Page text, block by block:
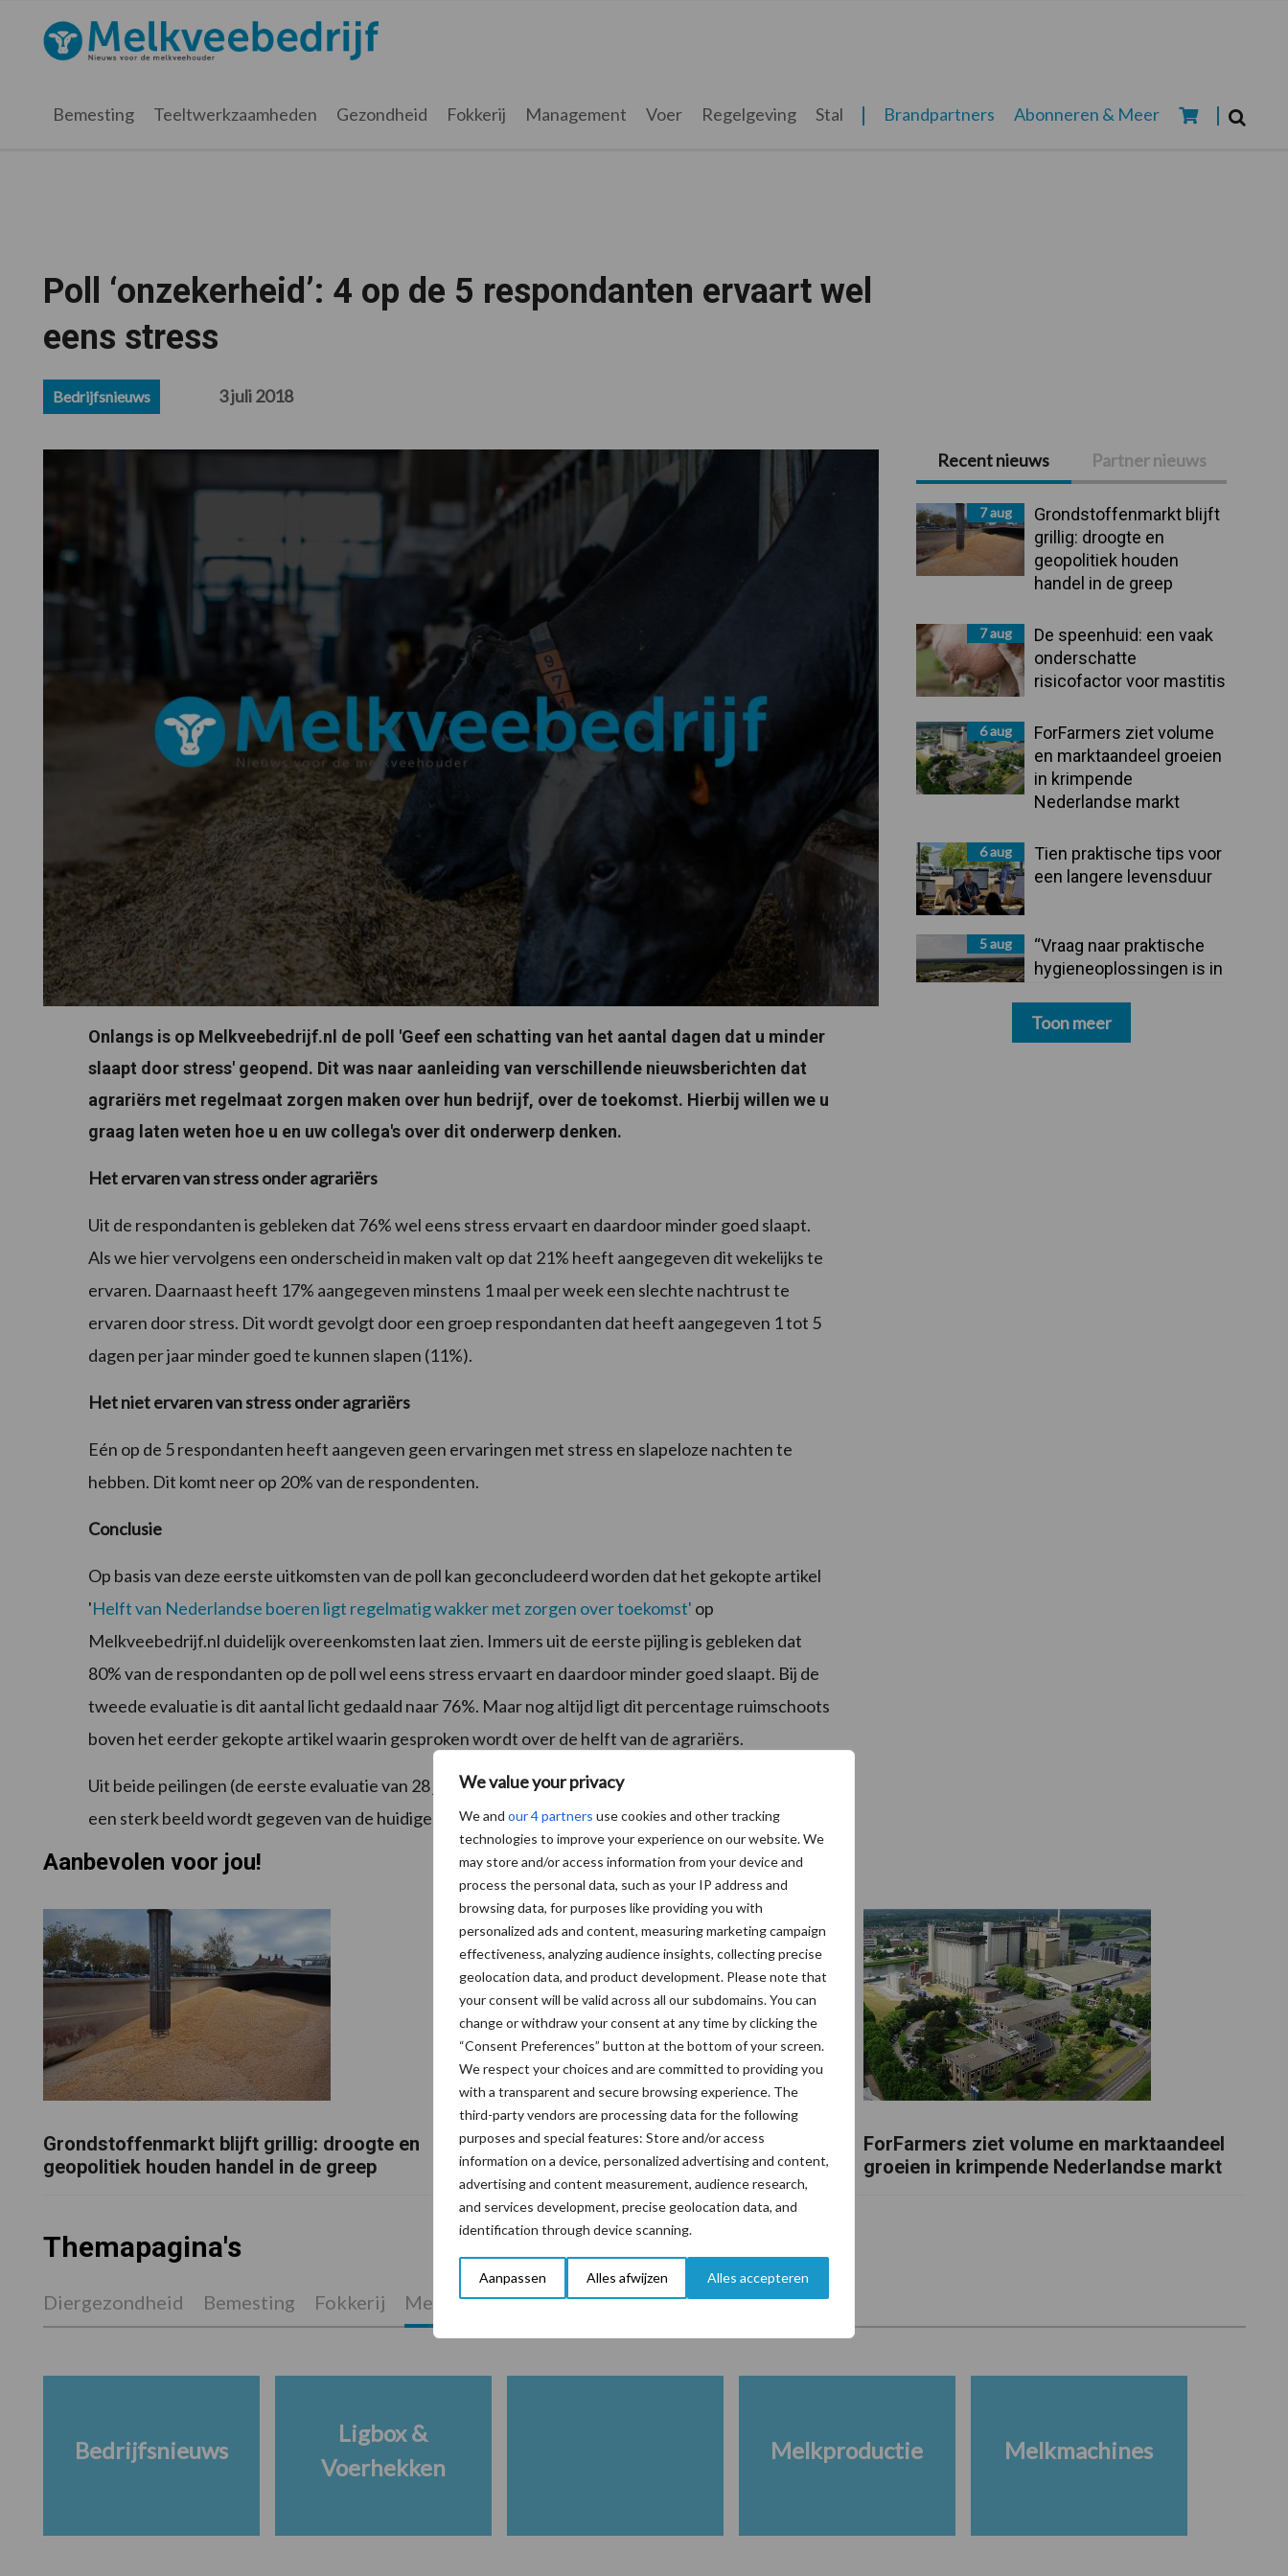
We value your privacy
We and our 4 partners use cookies and other tracking
technologies to improve your experience on our website. We
may store and/or access information from your device and
process the personal data, such as your IP address and
browsing data, for purposes like providing you with
personalized ads and content, measuring marketing campaign
effectiveness, analyzing audience insights, collecting precise
geolocation data, and product development. Please note that
your consent will be valid across all our subdomains. You can
change or withdraw your consent at any time by clicking the
“Consent Preferences” button at the bottom of your screen.
We respect your choices and are committed to providing you
with a transparent and secure browsing experience. The
third-party vendors are processing data for the following
purposes and special features: Store and/or access
information on a device, personalized advertising and content,
advertising and content measurement, audience research,
and services development, precise geolocation data, and
identification through device scanning.
Aanpassen Alles afwijzen Alles accepteren
hoofdnavigatie
hoofd
eerste
voettekst
Melkveebedrijf.nl
Bemesting Teeltwerkzaamheden Gezondheid Fokkerij Management Voer Regelgeving Stal Brandpartners Abonneren & Meer
Poll ‘onzekerheid’: 4 op de 5 respondanten ervaart wel
eens stress
Bedrijfsnieuws 3 juli 2018
Onlangs is op Melkveebedrijf.nl de poll 'Geef een schatting van het aantal dagen dat u minder
slaapt door stress' geopend. Dit was naar aanleiding van verschillende nieuwsberichten dat
agrariërs met regelmaat zorgen maken over hun bedrijf, over de toekomst. Hierbij willen we u
graag laten weten hoe u en uw collega's over dit onderwerp denken.
Het ervaren van stress onder agrariërs
Uit de respondanten is gebleken dat 76% wel eens stress ervaart en daardoor minder goed slaapt.
Als we hier vervolgens een onderscheid in maken valt op dat 21% heeft aangegeven dit wekelijks te
ervaren. Daarnaast heeft 17% aangegeven minstens 1 maal per week een slechte nachtrust te
ervaren door stress. Dit wordt gevolgt door een groep respondanten dat heeft aangegeven 1 tot 5
dagen per jaar minder goed te kunnen slapen (11%).
Het niet ervaren van stress onder agrariërs
Eén op de 5 respondanten heeft aangeven geen ervaringen met stress en slapeloze nachten te
hebben. Dit komt neer op 20% van de respondenten.
Conclusie
Op basis van deze eerste uitkomsten van de poll kan geconcludeerd worden dat het gekopte artikel
'Helft van Nederlandse boeren ligt regelmatig wakker met zorgen over toekomst' op
Melkveebedrijf.nl duidelijk overeenkomsten laat zien. Immers uit de eerste pijling is gebleken dat
80% van de respondanten op de poll wel eens stress ervaart en daardoor minder goed slaapt. Bij de
tweede evaluatie is dit aantal licht gedaald naar 76%. Maar nog altijd ligt dit percentage ruimschoots
boven het eerder gekopte artikel waarin gesproken wordt over de helft van de agrariërs.
Uit beide peilingen (de eerste evaluatie van 28 juni jongstleden) en van vandaag valt te zien dat er
een sterk beeld wordt gegeven van de huidige situatie.
Primaire
Sidebar
Recent nieuws Partner nieuws
7 aug
Grondstoffenmarkt blijft
grillig: droogte en
geopolitiek houden
handel in de greep
7 aug
De speenhuid: een vaak
onderschatte
risicofactor voor mastitis
6 aug
ForFarmers ziet volume
en marktaandeel groeien
in krimpende
Nederlandse markt
6 aug
Tien praktische tips voor
een langere levensduur
5 aug
“Vraag naar praktische
hygieneoplossingen is in
Toon meer
Aanbevolen voor jou!
Grondstoffenmarkt blijft grillig: droogte en
geopolitiek houden handel in de greep
De speenhuid: een vaak onderschatte
risicofactor voor mastitis
ForFarmers ziet volume en marktaandeel
groeien in krimpende Nederlandse markt
Themapagina's
Diergezondheid Bemesting Fokkerij Melkveebedrijf Veevoer Wet en regelgeving
Bedrijfsnieuws
Ligbox &
Voerhekken
Melkproductie Melkmachines